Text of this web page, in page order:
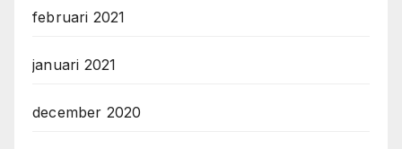
februari 2021
januari 2021
december 2020